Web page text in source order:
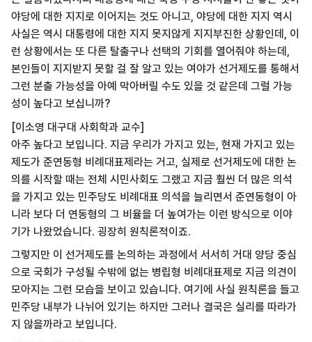
야당에 대한 지지로 이어지는 것도 아니고, 야당에 대한 지지 역시
사실은 역시 대통령에 대한 지지 못지않게 지지부진한 상황인데, 이
런 상황에서는 또 다른 탈출구나 선택의 기회를 열어줘야 하는데,
본인들이 지지받지 못할 걸 잘 알고 있는 여야가 선거제도를 통해서
그런 분출 가능성을 아예 막아버릴 수도 있을 것 같은데 그럴 가능
성이 높다고 보십니까?
[이소영 대구대 사회학과 교수]
아주 높다고 보입니다. 지금 우리가 가지고 있는, 현재 가지고 있는
제도가 준연동형 비례대표제라는 거고, 실제로 선거제도에 대한 논
의를 시작할 때는 전체 시민사회도 그랬고 지금 훨씬 더 많은 의석
을 가지고 있는 민주당도 비례대표 의석을 늘리면서 준연동형이 아
니라 보다 더 연동형의 그 비율을 더 높여가는 이런 방식으로 이야
기가 나왔었습니다. 굉장히 원칙론적이죠.
그렇지만 이 선거제도를 논의하는 과정에서 서서히 거대 양당 중심
으로 국회가 구성될 수밖에 없는 병립형 비례대표제로 지금 의견이
모아지는 그런 모습을 보이고 있습니다. 여기에 사실 원칙론을 들고
민주당 내부가 나뉘어 있기는 하지만 그러나 결국은 실리를 따라가
지 않을까라고 보입니다.